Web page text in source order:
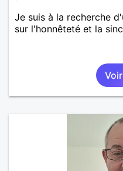
Je suis à la recherche
sur l'honnêteté et la